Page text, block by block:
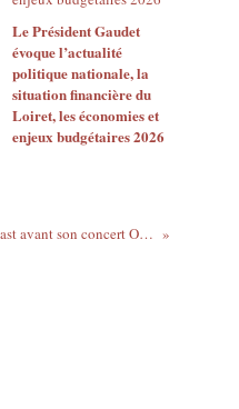
Le Président Gaudet
évoque l’actualité
politique nationale, la
situation financière du
Loiret, les économies et
enjeux budgétaires 2026
INTERVIEW @LucArbogast avant son concert OREFLAM...